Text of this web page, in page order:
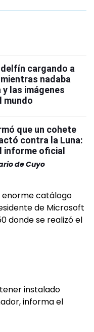
cargando a
nadaba
y las imágenes
mundo
que un cohete
contra la Luna:
informe oficial
de Cuyo
enorme catálogo
de Microsoft
donde se realizó el
instalado
informa el